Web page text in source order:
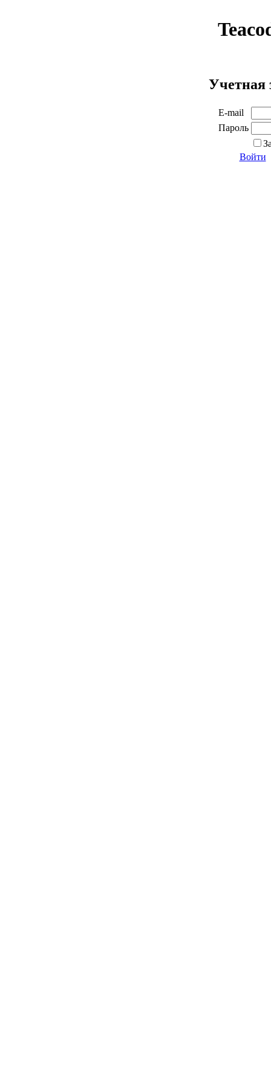
Учетная
E-mail
Пароль
Войти